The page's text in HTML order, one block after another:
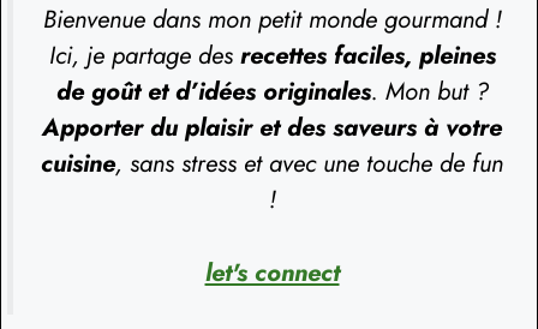
Bienvenue dans mon petit monde gourmand !
Ici, je partage des recettes faciles, pleines
de goût et d’idées originales. Mon but ?
Apporter du plaisir et des saveurs à votre
cuisine, sans stress et avec une touche de fun
!
let's connect